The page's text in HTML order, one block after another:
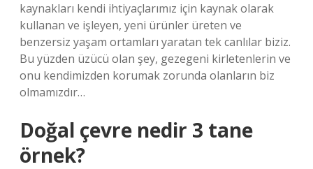
kaynakları kendi ihtiyaçlarımız için kaynak olarak
kullanan ve işleyen, yeni ürünler üreten ve
benzersiz yaşam ortamları yaratan tek canlılar biziz.
Bu yüzden üzücü olan şey, gezegeni kirletenlerin ve
onu kendimizden korumak zorunda olanların biz
olmamızdır…
Doğal çevre nedir 3 tane
örnek?